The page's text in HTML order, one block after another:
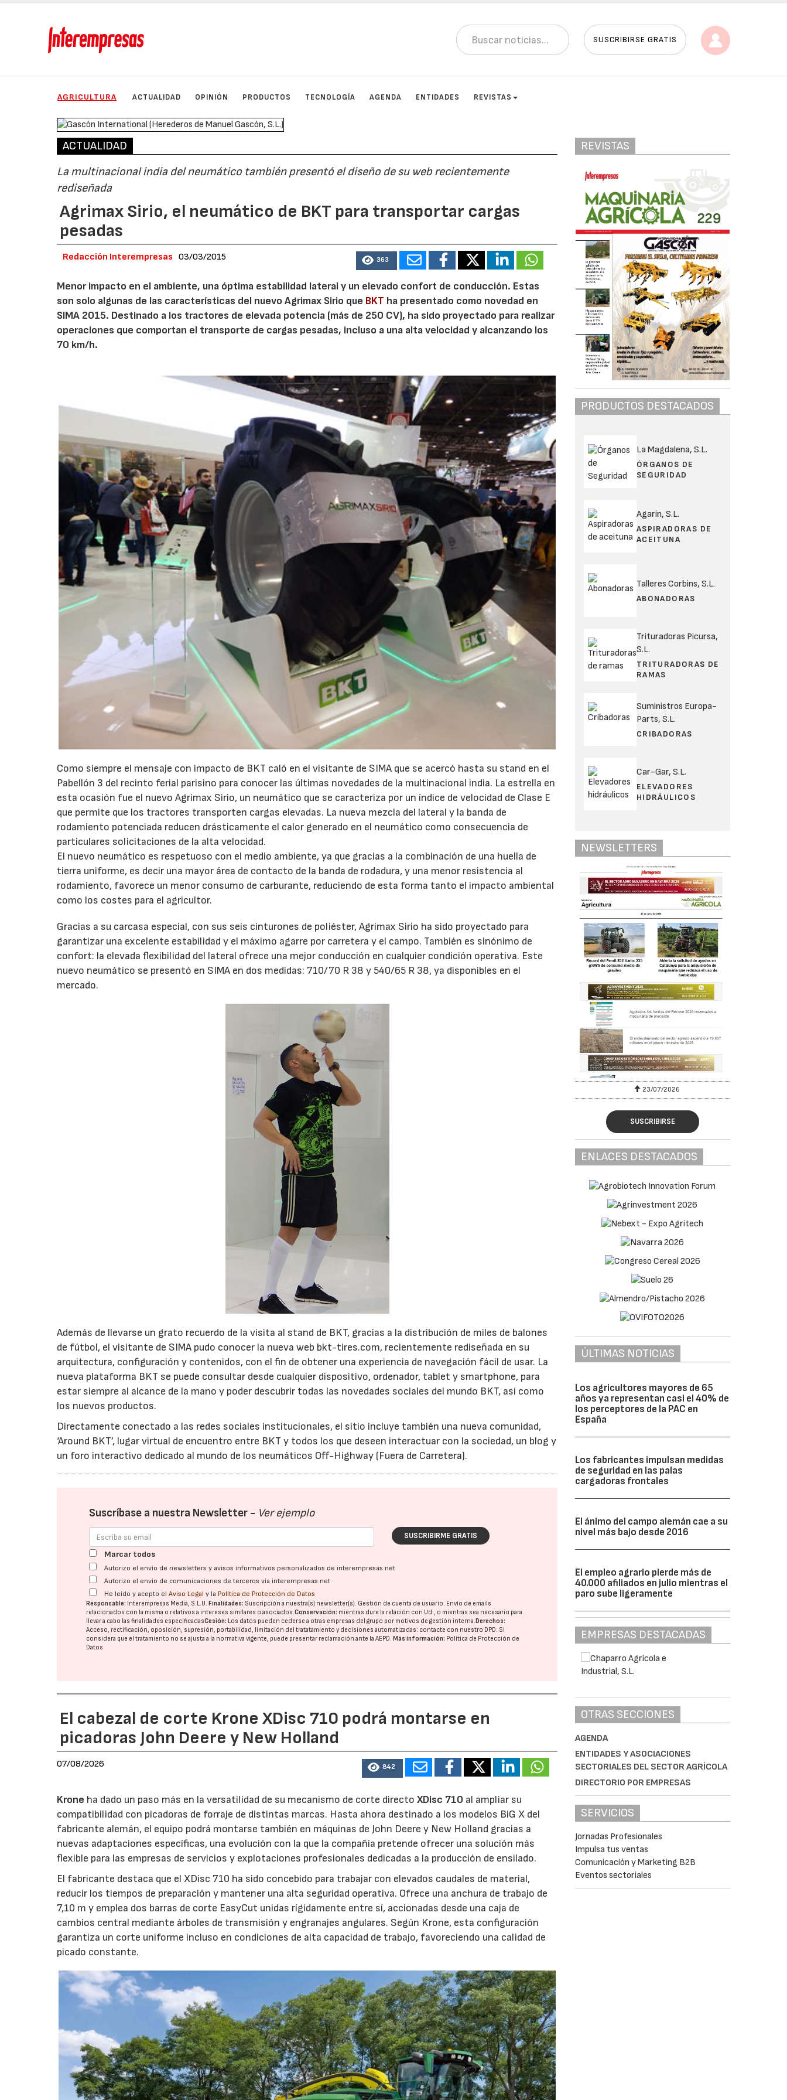
SUSCRIBIRSE GRATIS
AGRICULTURA ACTUALIDAD OPINIÓN PRODUCTOS TECNOLOGÍA AGENDA ENTIDADES REVISTAS
ACTUALIDAD
La multinacional india del neumático también presentó el diseño de su web recientemente
rediseñada
Agrimax Sirio, el neumático de BKT para transportar cargas
pesadas
Redacción Interempresas 03/03/2015 363
Menor impacto en el ambiente, una óptima estabilidad lateral y un elevado confort de conducción. Estas
son solo algunas de las características del nuevo Agrimax Sirio que BKT ha presentado como novedad en
SIMA 2015. Destinado a los tractores de elevada potencia (más de 250 CV), ha sido proyectado para realizar
operaciones que comportan el transporte de cargas pesadas, incluso a una alta velocidad y alcanzando los
70 km/h.
Como siempre el mensaje con impacto de BKT caló en el visitante de SIMA que se acercó hasta su stand en el
Pabellón 3 del recinto ferial parisino para conocer las últimas novedades de la multinacional india. La estrella en
esta ocasión fue el nuevo Agrimax Sirio, un neumático que se caracteriza por un índice de velocidad de Clase E
que permite que los tractores transporten cargas elevadas. La nueva mezcla del lateral y la banda de
rodamiento potenciada reducen drásticamente el calor generado en el neumático como consecuencia de
particulares solicitaciones de la alta velocidad.
El nuevo neumático es respetuoso con el medio ambiente, ya que gracias a la combinación de una huella de
tierra uniforme, es decir una mayor área de contacto de la banda de rodadura, y una menor resistencia al
rodamiento, favorece un menor consumo de carburante, reduciendo de esta forma tanto el impacto ambiental
como los costes para el agricultor.
Gracias a su carcasa especial, con sus seis cinturones de poliéster, Agrimax Sirio ha sido proyectado para
garantizar una excelente estabilidad y el máximo agarre por carretera y el campo. También es sinónimo de
confort: la elevada flexibilidad del lateral ofrece una mejor conducción en cualquier condición operativa. Este
nuevo neumático se presentó en SIMA en dos medidas: 710/70 R 38 y 540/65 R 38, ya disponibles en el
mercado.
Además de llevarse un grato recuerdo de la visita al stand de BKT, gracias a la distribución de miles de balones
de fútbol, el visitante de SIMA pudo conocer la nueva web bkt-tires.com, recientemente rediseñada en su
arquitectura, configuración y contenidos, con el fin de obtener una experiencia de navegación fácil de usar. La
nueva plataforma BKT se puede consultar desde cualquier dispositivo, ordenador, tablet y smartphone, para
estar siempre al alcance de la mano y poder descubrir todas las novedades sociales del mundo BKT, así como
los nuevos productos.
Directamente conectado a las redes sociales institucionales, el sitio incluye también una nueva comunidad,
‘Around BKT’, lugar virtual de encuentro entre BKT y todos los que deseen interactuar con la sociedad, un blog y
un foro interactivo dedicado al mundo de los neumáticos Off-Highway (Fuera de Carretera).
Suscríbase a nuestra Newsletter - Ver ejemplo
SUSCRIBIRME GRATIS
Marcar todos
Autorizo el envío de newsletters y avisos informativos personalizados de interempresas.net
Autorizo el envío de comunicaciones de terceros vía interempresas.net
He leído y acepto elAviso Legal y la Política de Protección de Datos
Responsable: Interempresas Media, S.L.U. Finalidades: Suscripción a nuestra(s) newsletter(s). Gestión de cuenta de usuario. Envío de emails
relacionados con la misma o relativos a intereses similares o asociados.Conservación: mientras dure la relación con Ud., o mientras sea necesario para
llevar a cabo las finalidades especificadasCesión: Los datos pueden cederse a otras empresas del grupo por motivos de gestión interna. Derechos:
Acceso, rectificación, oposición, supresión, portabilidad, limitación del tratatamiento y decisiones automatizadas: contacte con nuestro DPD. Si
considera que el tratamiento no se ajusta a la normativa vigente, puede presentar reclamación ante laAEPD. Más información: Política de Protección de
Datos
El cabezal de corte Krone XDisc 710 podrá montarse en
picadoras John Deere y New Holland
07/08/2026 842
Krone ha dado un paso más en la versatilidad de su mecanismo de corte directoXDisc 710 al ampliar su
compatibilidad con picadoras de forraje de distintas marcas. Hasta ahora destinado a los modelos BiG X del
fabricante alemán, el equipo podrá montarse también en máquinas de John Deere y New Holland gracias a
nuevas adaptaciones específicas, una evolución con la que la compañía pretende ofrecer una solución más
flexible para las empresas de servicios y explotaciones profesionales dedicadas a la producción de ensilado.
El fabricante destaca que el XDisc 710 ha sido concebido para trabajar con elevados caudales de material,
reducir los tiempos de preparación y mantener una alta seguridad operativa. Ofrece una anchura de trabajo de
7,10 m y emplea dos barras de corte EasyCut unidas rígidamente entre sí, accionadas desde una caja de
cambios central mediante árboles de transmisión y engranajes angulares. Según Krone, esta configuración
garantiza un corte uniforme incluso en condiciones de alta capacidad de trabajo, favoreciendo una calidad de
picado constante.
REVISTAS
PRODUCTOS DESTACADOS
La Magdalena, S.L.
ÓRGANOS DE
SEGURIDAD
Agarin, S.L.
ASPIRADORAS DE
ACEITUNA
Talleres Corbins, S.L.
ABONADORAS
Trituradoras Picursa,
S.L.
TRITURADORAS DE
RAMAS
Suministros Europa-
Parts, S.L.
CRIBADORAS
Car-Gar, S.L.
ELEVADORES
HIDRÁULICOS
NEWSLETTERS
23/07/2026 23/07/2026
SUSCRIBIRSE
ENLACES DESTACADOS
ÚLTIMAS NOTICIAS
Los agricultores mayores de 65
años ya representan casi el 40% de
los perceptores de la PAC en
España
Los fabricantes impulsan medidas
de seguridad en las palas
cargadoras frontales
El ánimo del campo alemán cae a su
nivel más bajo desde 2016
El empleo agrario pierde más de
40.000 afiliados en julio mientras el
paro sube ligeramente
EMPRESAS DESTACADAS
OTRAS SECCIONES
AGENDA
ENTIDADES Y ASOCIACIONES
SECTORIALES DEL SECTOR AGRÍCOLA
DIRECTORIO POR EMPRESAS
SERVICIOS
Jornadas Profesionales
Impulsa tus ventas
Comunicación y Marketing B2B
Eventos sectoriales